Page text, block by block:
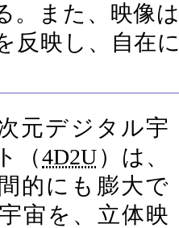
。また、映像
反映し、自在
元デジタル宇
（4D2U）は、
的にも膨大で
宙を、立体映